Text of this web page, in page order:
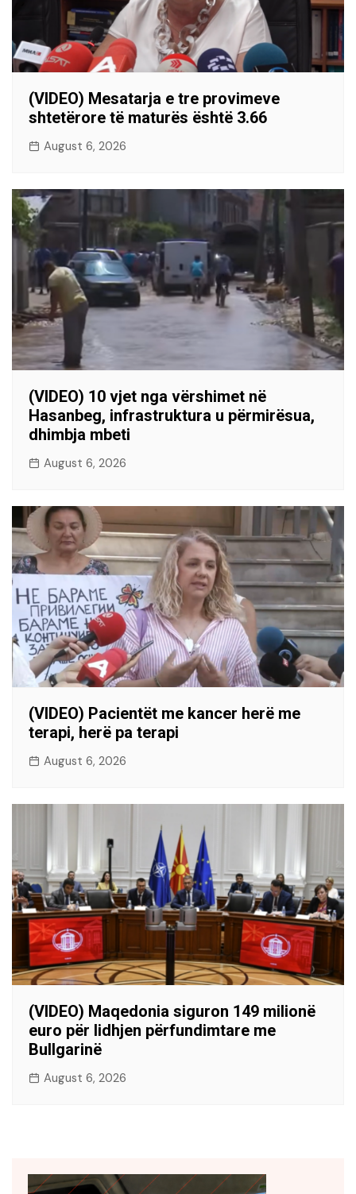
(VIDEO) Mesatarja e tre provimeve
shtetërore të maturës është 3.66
August 6, 2026
(VIDEO) 10 vjet nga vërshimet në
Hasanbeg, infrastruktura u përmirësua,
dhimbja mbeti
August 6, 2026
(VIDEO) Pacientët me kancer herë me
terapi, herë pa terapi
August 6, 2026
(VIDEO) Maqedonia siguron 149 milionë
euro për lidhjen përfundimtare me
Bullgarinë
August 6, 2026